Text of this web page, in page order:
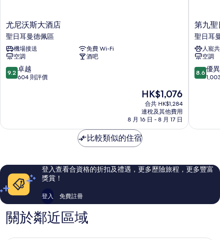
尤
尼
沃
斯
大
酒
店
佩
尤尼沃斯大酒店
聖日耳曼德佩區
機場接送
免費 Wi-Fi
空調
酒吧
9.2
分
卓
評
價
評
9.2 卓越
604 則評價
現
售
HK$1,076
HK$1,076
合共 HK$1,284
連稅及其他費用
8 月 16 日 - 8 月 17 日
第
九
聖
日
爾
曼
酒
德
第九聖
聖日耳
人寵
空調
8.6
分
優
評
價
8.6 優異
比較類似的住宿
登入查看合資格的折扣及禮遇，更多歷險旅程，更多豐富
獎賞！
登入 免費註冊
關於鄰近區域